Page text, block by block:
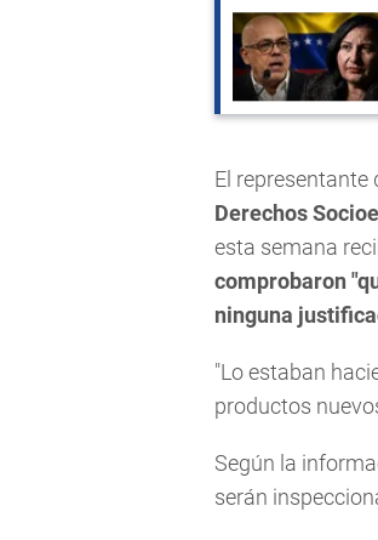
El representante
Derechos
esta semana
comprobaron
ninguna
"Lo estaban
productos
Según la
serán